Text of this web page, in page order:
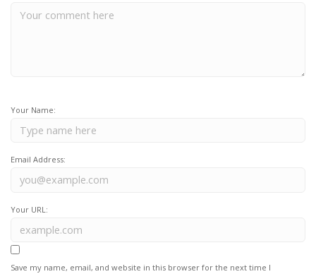
Your Name:
Email Address:
Your URL:
Save my name, email, and website in this browser for the next time I